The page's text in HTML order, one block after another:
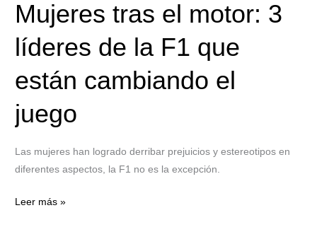
Mujeres tras el motor: 3
líderes de la F1 que
están cambiando el
juego
Las mujeres han logrado derribar prejuicios y estereotipos en
diferentes aspectos, la F1 no es la excepción.
el
Leer más »